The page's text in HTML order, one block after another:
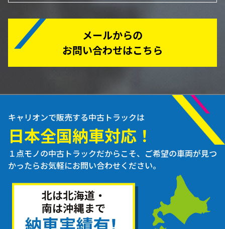
メールからの
お問い合わせはこちら
キャリオンで販売する中古トラックは
日本全国納車対応！
１点モノの中古トラックだからこそ、ご希望の車両が見つ
かったらお気軽にお問い合わせください。